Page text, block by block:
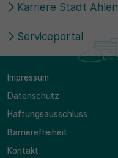
Karriere Stadt Ahlen
Serviceportal
Impressum
Datenschutz
Haftungsausschluss
Barrierefreiheit
Kontakt